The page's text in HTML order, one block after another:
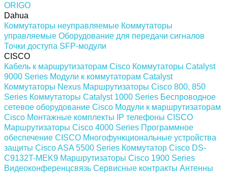
ORIGO
Dahua
Коммутаторы неуправляемые Коммутаторы
управляемые Оборудование для передачи сигналов
Точки доступа SFP-модули
CISCO
Кабель к маршрутизаторам Cisco Коммутаторы Catalyst
9000 Series Модули к коммутаторам Catalyst
Коммутаторы Nexus Маршрутизаторы Cisco 800, 850
Series Коммутаторы Catalyst 1000 Series Беспроводное
сетевое оборудование Cisco Модули к маршрутизаторам
Cisco Монтажные комплекты
IP телефоны СISCO
Маршрутизаторы Cisco 4000 Series Программное
обеспечение СISCO Многофункциональные устройства
защиты Cisco ASA 5500 Series Коммутатор Cisco DS-
C9132T-MEK9 Маршрутизаторы Cisco 1900 Series
Видеоконференцсвязь Сервисные контракты Антенны